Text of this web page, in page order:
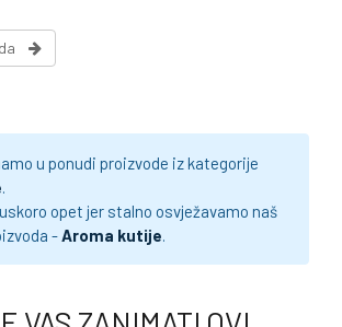
u ponudi proizvode iz kategorije
.
opet jer stalno osvježavamo naš
-Aroma kutije.